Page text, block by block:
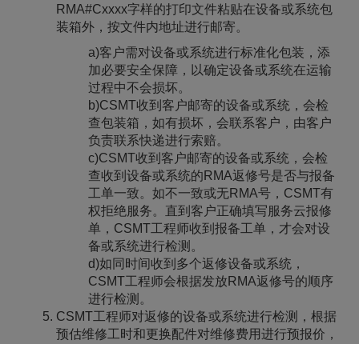
RMA#Cxxxx字样的打印文件粘贴在设备或系统包
装箱外，按文件内地址进行邮寄。
a)客户需对设备或系统进行标准化包装，添
加必要安全保障，以确定设备或系统在运输
过程中不会损坏。
b)CSMT收到客户邮寄的设备或系统，会检
查包装箱，如有损坏，会联系客户，由客户
负责联系快递进行索赔。
c)CSMT收到客户邮寄的设备或系统，会检
查收到设备或系统的RMA返修号是否与报备
工单一致。如不一致或无RMA号，CSMT有
权拒绝服务。直到客户正确填写服务云报修
单，CSMT工程师收到报备工单，才会对设
备或系统进行检测。
d)如同时间收到多个返修设备或系统，
CSMT工程师会根据发放RMA返修号的顺序
进行检测。
CSMT工程师对返修的设备或系统进行检测，根据
预估维修工时和更换配件对维修费用进行预报价，